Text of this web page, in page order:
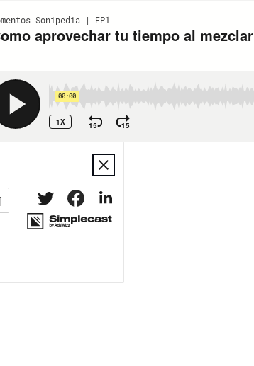
Sonipedia | EP1
aprovechar tu tiempo al mezclar
00:00
1X 15 15